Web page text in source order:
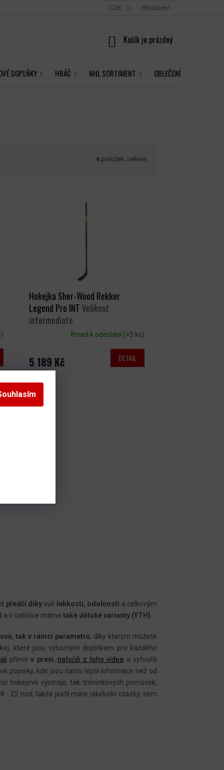
CZK Přihlášení
NÁKUPNÍ
DOPLŇKY HRÁČ NHL SORTIMENT OBLEČENÍ
4 položek celkem
Hokejka Sher-Wood Rekker
Legend Pro INT Velikost
intermediate
Ihned k odeslání (>5 ks)
5 189 Kč DETAIL
předčí díkysvé lehkosti, odolnosti a celkovým
a v nabídce máme také dětské varianty (YTH).
, tak v rámci parametrů, díky kterým můžete
které jsou výborným doplňkem pro každého
přímov praxi, natočili z toho videa a vytvořili
popisky, kde jsou často lepší informace než od
hokejové výstroje, tak tréninkových pomůcek,
- 22 hod, takže jestli máte jakékoliv otázky, sem